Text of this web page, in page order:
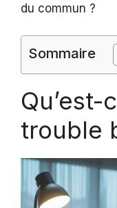
du commun ?
Sommaire
Qu’est-
trouble